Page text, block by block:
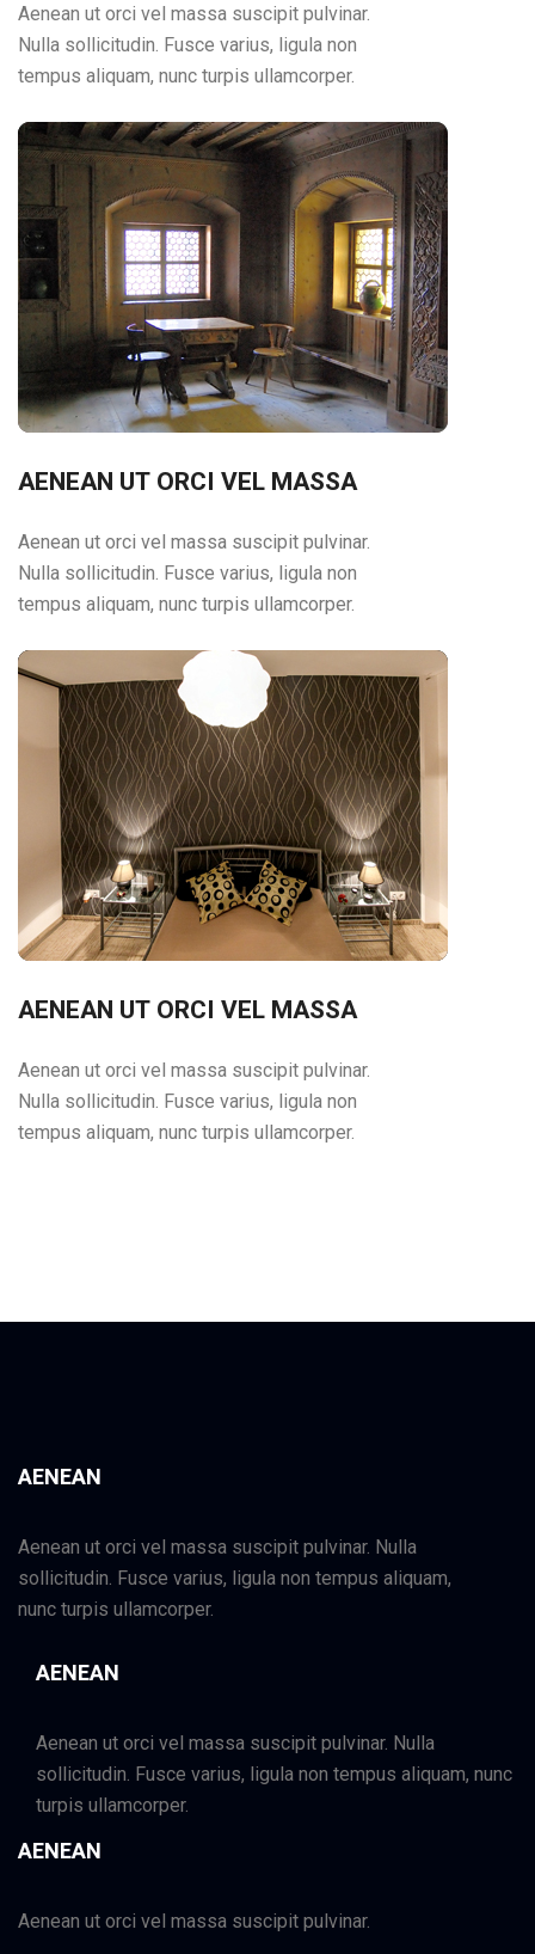
Aenean ut orci vel massa suscipit pulvinar.
Nulla sollicitudin. Fusce varius, ligula non
tempus aliquam, nunc turpis ullamcorper.
AENEAN UT ORCI VEL MASSA
Aenean ut orci vel massa suscipit pulvinar.
Nulla sollicitudin. Fusce varius, ligula non
tempus aliquam, nunc turpis ullamcorper.
AENEAN UT ORCI VEL MASSA
Aenean ut orci vel massa suscipit pulvinar.
Nulla sollicitudin. Fusce varius, ligula non
tempus aliquam, nunc turpis ullamcorper.
AENEAN
Aenean ut orci vel massa suscipit pulvinar. Nulla
sollicitudin. Fusce varius, ligula non tempus aliquam,
nunc turpis ullamcorper.
AENEAN
Aenean ut orci vel massa suscipit pulvinar. Nulla
sollicitudin. Fusce varius, ligula non tempus aliquam, nunc
turpis ullamcorper.
AENEAN
Aenean ut orci vel massa suscipit pulvinar.